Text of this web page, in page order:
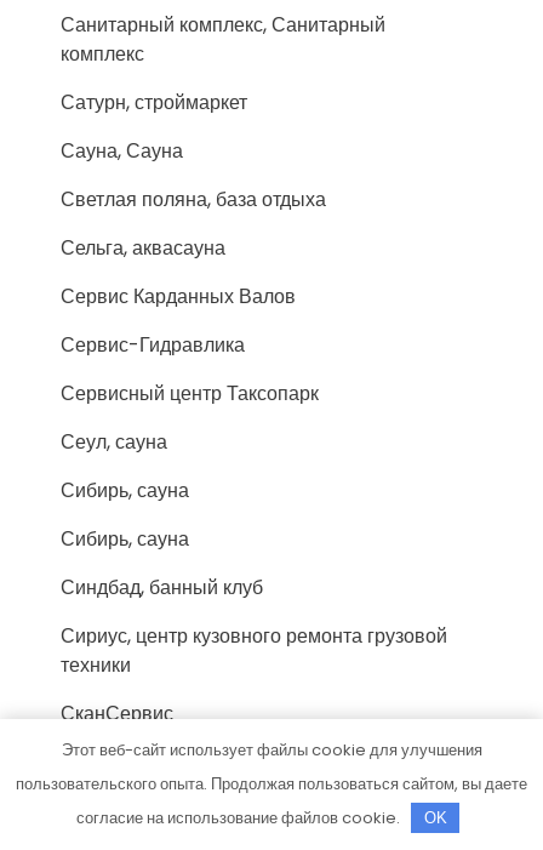
Санитарный комплекс, Санитарный
комплекс
Сатурн, строймаркет
Сауна, Сауна
Светлая поляна, база отдыха
Сельга, аквасауна
Сервис Карданных Валов
Сервис-Гидравлика
Сервисный центр Таксопарк
Сеул, сауна
Сибирь, сауна
Сибирь, сауна
Синдбад, банный клуб
Сириус, центр кузовного ремонта грузовой
техники
СканСервис
Скиф, автомойка
Скиф, автомойка
Этот веб-сайт использует файлы cookie для улучшения
пользовательского опыта. Продолжая пользоваться сайтом, вы даете
согласие на использование файлов cookie.
OK